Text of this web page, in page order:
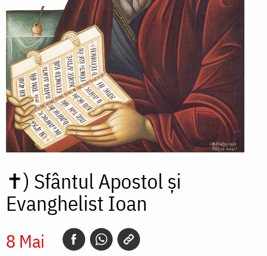
✝) Sfântul Apostol și
Evanghelist Ioan
8 Mai